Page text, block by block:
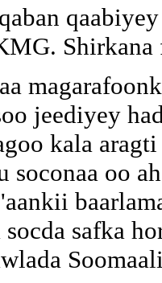
Shirkana
jeediyey
kala
soconaa oo
safka